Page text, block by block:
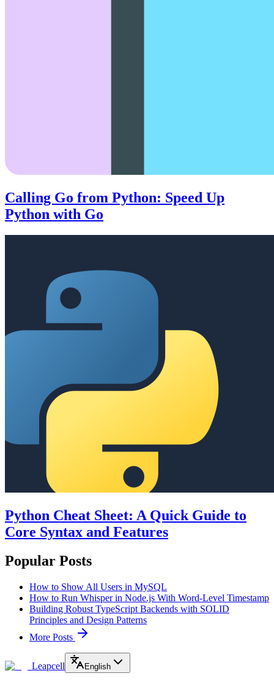
Calling Go from Python: Speed Up
Python with Go
Python Cheat Sheet: A Quick Guide to
Core Syntax and Features
Popular Posts
How to Show All Users in MySQL
How to Run Whisper in Node.js With Word-Level Timestamp
Building Robust TypeScript Backends with SOLID
Principles and Design Patterns
More Posts
Leapcell English